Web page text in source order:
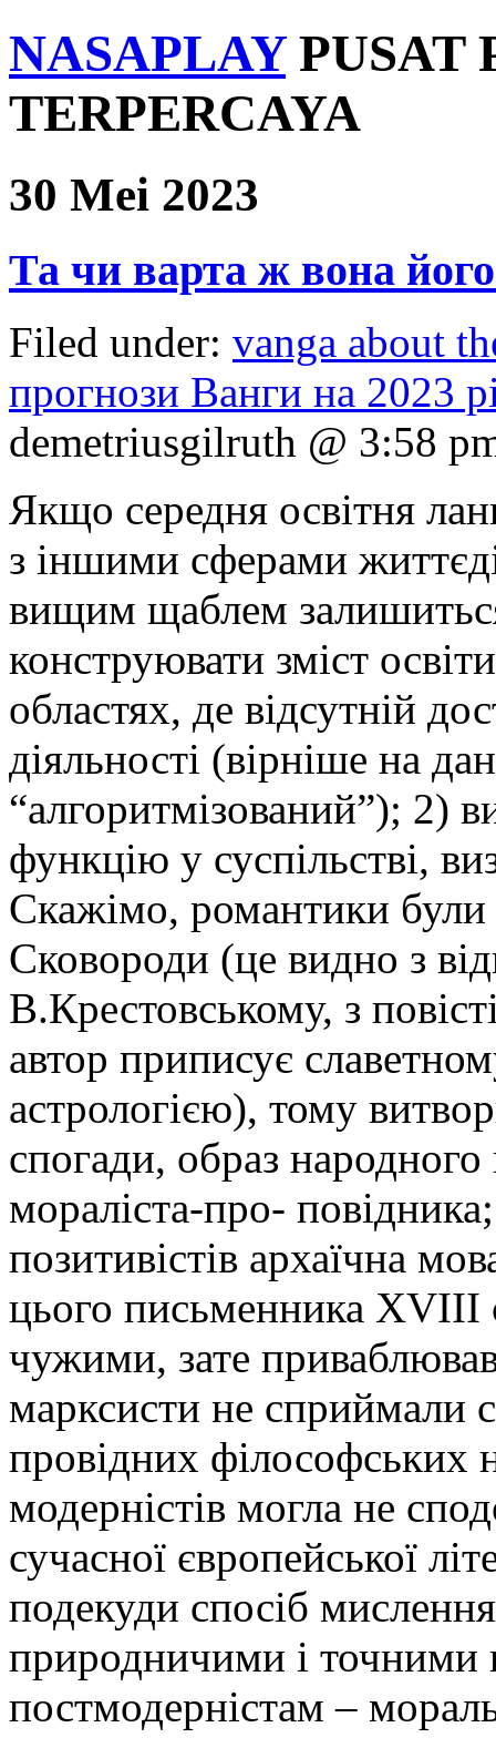
NASAPLAY PUSAT
TERPERCAYA
30 Mei 2023
Та чи варта ж вона
Filed under: vanga about
прогнози Ванги на 2023
demetriusgilruth @ 3:58
Якщо середня освітня
з іншими сферами
вищим щаблем
конструювати зміст
областях, де відсутній
діяльності (вірніше на
“алгоритмізований”); 2)
функцію у суспільстві,
Скажімо, романтики були
Сковороди (це видно з
В.Крестовському, з
автор приписує
астрологією), тому
спогади, образ народного
мораліста-про-
позитивістів архаїчна
цього письменника
чужими, зате
марксисти не сприймали
провідних філософських
модерністів могла не
сучасної європейської
подекуди спосіб
природничими і
постмодерністам –